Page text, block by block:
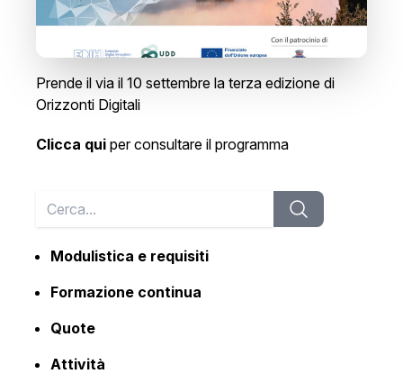
Modulistica e requisiti
Formazione continua
Quote
Attività
Prende il via il 10 settembre la terza edizione di
Orizzonti Digitali
Clicca qui per consultare il programma